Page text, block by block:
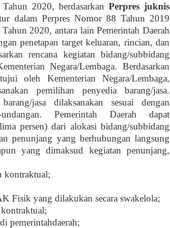
2020, berdasarkan Perpres juknis
dalam PerpresNomor 88 Tahun 2019
2020, antara lain Pemerintah Daerah
penetapan target keluaran, rincian, dan
rencana kegiatan bidang/subbidang
Negara/Lembaga. Berdasarkan
oleh Kementerian Negara/Lembaga,
pemilihan penyedia barang/jasa.
jasa dilaksanakan sesuai dengan
Pemerintah Daerah dapat
persen) dari alokasi bidang/subbidang
penunjang yang berhubungan langsung
yang dimaksud kegiatan penunjang,
kontraktual;
Fisik yang dilakukan secara swakelola;
pemerintahdaerah;